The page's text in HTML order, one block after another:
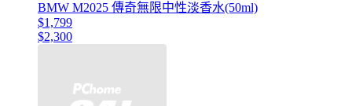
BMW M2025 傳奇無限中性淡香水(50ml)
$1,799
$2,300